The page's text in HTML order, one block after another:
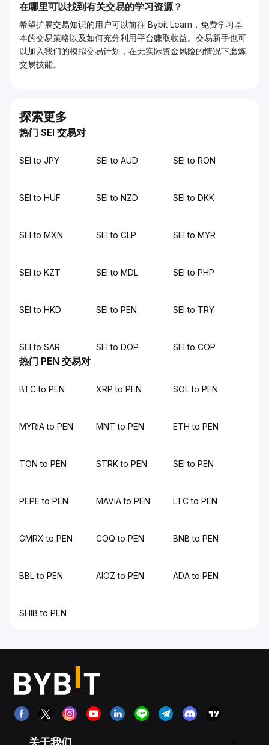
在哪里可以找到有关交易的学习资源？
希望扩展交易知识的用户可以前往 Bybit Learn，免费学习基
本的交易策略以及如何充分利用平台赚取收益。交易新手也可
以加入我们的模拟交易计划，在无实际资金风险的情况下磨炼
交易技能。
探索更多
热门 SEI 交易对
SEI to JPY SEI to AUD SEI to RON
SEI to HUF SEI to NZD SEI to DKK
SEI to MXN SEI to CLP SEI to MYR
SEI to KZT SEI to MDL SEI to PHP
SEI to HKD SEI to PEN SEI to TRY
SEI to SAR SEI to DOP SEI to COP
热门 PEN 交易对
BTC to PEN XRP to PEN SOL to PEN
MYRIA to PEN MNT to PEN ETH to PEN
TON to PEN STRK to PEN SEI to PEN
PEPE to PEN MAVIA to PEN LTC to PEN
GMRX to PEN COQ to PEN BNB to PEN
BBL to PEN AIOZ to PEN ADA to PEN
SHIB to PEN
关于我们